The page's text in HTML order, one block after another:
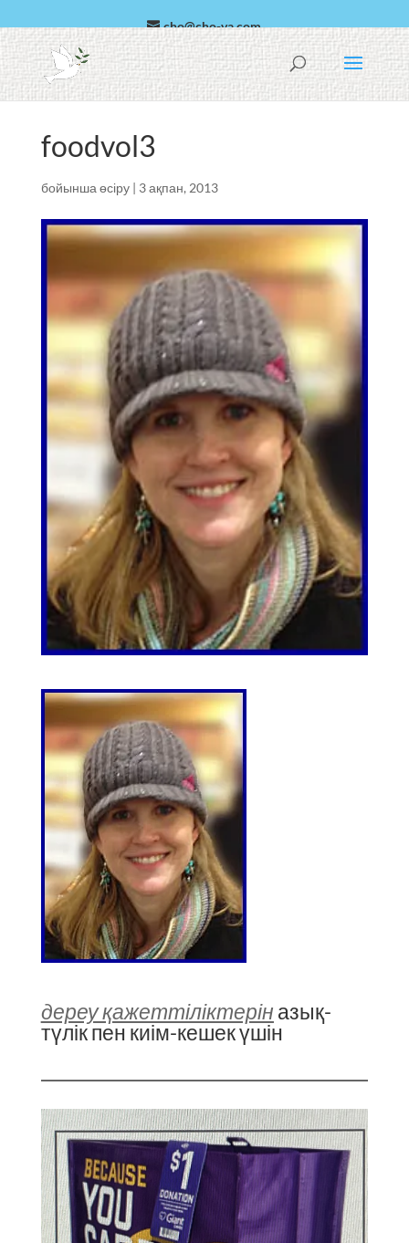
cho@cho-va.com
араб
Español
foodvol3
бойынша өсіру| 3 ақпан, 2013
дереу қажеттіліктерін азық-
түлік пен киім-кешек үшін